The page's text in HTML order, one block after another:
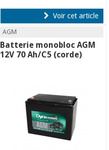
Voir cet article
AGM
Batterie monobloc AGM
12V 70 Ah/C5 (corde)